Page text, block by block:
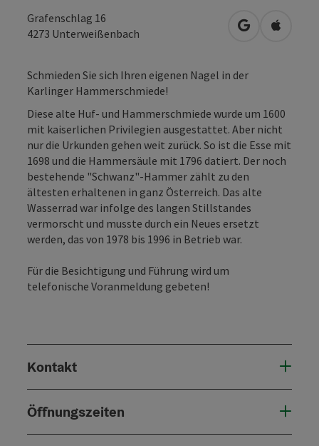
Grafenschlag 16
4273 Unterweißenbach in Google
in
Schmieden Sie sich Ihren eigenen Nagel in der
Karlinger Hammerschmiede!
Diese alte Huf- und Hammerschmiede wurde um 1600
mit kaiserlichen Privilegien ausgestattet. Aber nicht
nur die Urkunden gehen weit zurück. So ist die Esse mit
1698 und die Hammersäule mit 1796 datiert. Der noch
bestehende "Schwanz"-Hammer zählt zu den
ältesten erhaltenen in ganz Österreich. Das alte
Wasserrad war infolge des langen Stillstandes
vermorscht und musste durch ein Neues ersetzt
werden, das von 1978 bis 1996 in Betrieb war.
Für die Besichtigung und Führung wird um
telefonische Voranmeldung gebeten!
Kontakt
Öffnungszeiten